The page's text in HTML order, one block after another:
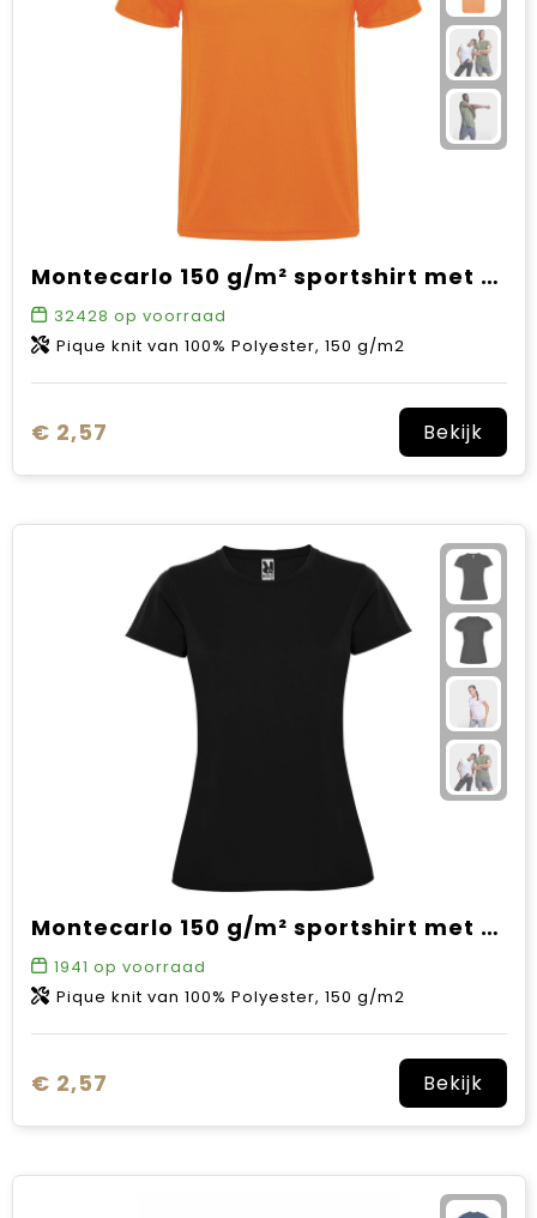
Montecarlo 150 g/m² sportshirt met korte mouwen voor heren
32428 op voorraad
Pique knit van 100% Polyester, 150 g/m2
€ 2,57 Bekijk
Montecarlo 150 g/m² sportshirt met korte mouwen voor dames
1941 op voorraad
Pique knit van 100% Polyester, 150 g/m2
€ 2,57 Bekijk